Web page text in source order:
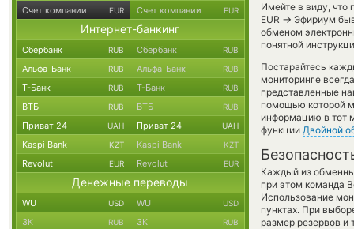
Имейте в виду, что
EUR → Эфириум
обменом
понятной
Постарайтесь
мониторинге
представленные
помощью которой
информацию в тот
функции Двойной
Каждый из
при этом команда
Использование
пунктах. При
размер резервов и
Счет компании EUR Счет компании EUR
Интернет-банкинг
Сбербанк RUB Сбербанк RUB
Альфа-Банк RUB Альфа-Банк RUB
Т-Банк RUB Т-Банк RUB
ВТБ RUB ВТБ RUB
Приват 24 UAH Приват 24 UAH
Kaspi Bank KZT Kaspi Bank KZT
Revolut EUR Revolut EUR
Денежные переводы
WU USD WU USD
ЗК RUB ЗК RUB